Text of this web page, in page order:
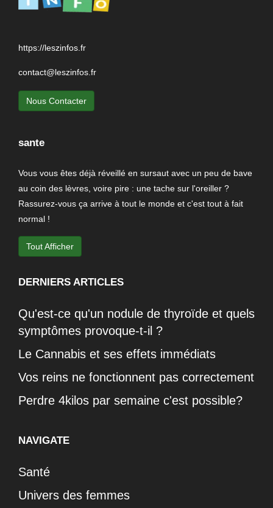
https://leszinfos.fr
contact@leszinfos.fr
Nous Contacter
sante
Vous vous êtes déjà réveillé en sursaut avec un peu de bave
au coin des lèvres, voire pire : une tache sur l'oreiller ?
Rassurez-vous ça arrive à tout le monde et c'est tout à fait
normal !
Tout Afficher
DERNIERS ARTICLES
Qu'est-ce qu'un nodule de thyroïde et quels
symptômes provoque-t-il ?
Le Cannabis et ses effets immédiats
Vos reins ne fonctionnent pas correctement
Perdre 4kilos par semaine c'est possible?
NAVIGATE
Santé
Univers des femmes